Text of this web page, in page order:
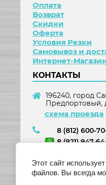
Оплата
Возврат
Скидки
Оферта
Условия Резки
Самовывоз и
Интернет-
КОНТАКТЫ
196240, город
Предпортовый,
схема проезда
8 (812) 600-
8 (921) 947-
Этот сайт
файлов. Вы всегда